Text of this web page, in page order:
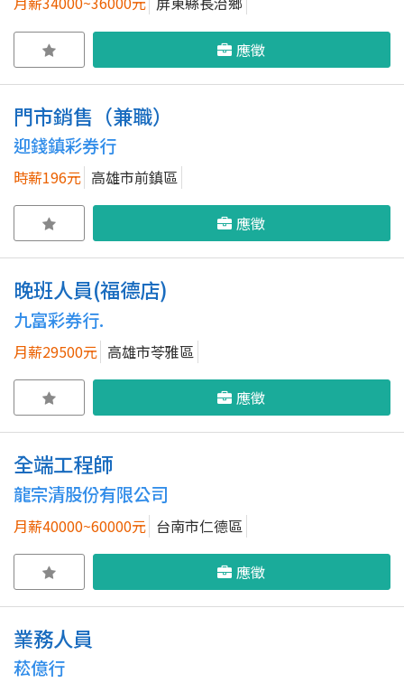
應徵
門市銷售（兼職）
迎錢鎮彩券行
時薪196元 高雄市前鎮區
應徵
晚班人員(福德店)
九富彩券行.
月薪29500元 高雄市苓雅區
應徵
全端工程師
龍宗清股份有限公司
月薪40000~60000元 台南市仁德區
應徵
業務人員
菘億行